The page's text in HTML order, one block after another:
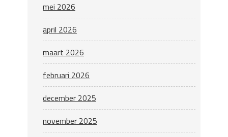
mei 2026
april 2026
maart 2026
februari 2026
december 2025
november 2025